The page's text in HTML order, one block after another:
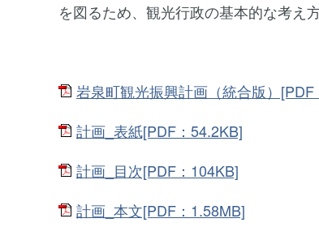
を図るため、観光行政の基本的な考え
岩泉町観光振興計画（統合版）[PDF
計画_表紙[PDF：54.2KB]
計画_目次[PDF：104KB]
計画_本文[PDF：1.58MB]